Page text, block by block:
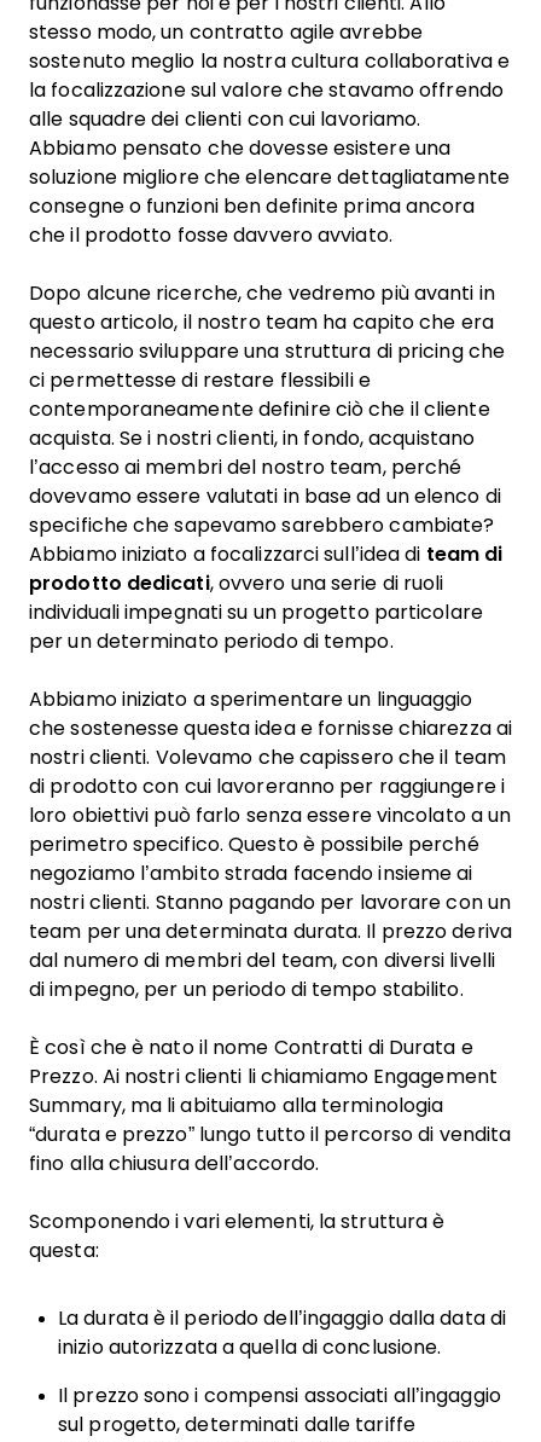
stesso modo, un contratto agile avrebbe
sostenuto meglio la nostra cultura collaborativa e
la focalizzazione sul valore che stavamo offrendo
alle squadre dei clienti con cui lavoriamo.
Abbiamo pensato che dovesse esistere una
soluzione migliore che elencare dettagliatamente
consegne o funzioni ben definite prima ancora
che il prodotto fosse davvero avviato.
Dopo alcune ricerche, che vedremo più avanti in
questo articolo, il nostro team ha capito che era
necessario sviluppare una struttura di pricing che
ci permettesse di restare flessibili e
contemporaneamente definire ciò che il cliente
acquista. Se i nostri clienti, in fondo, acquistano
l’accesso ai membri del nostro team, perché
dovevamo essere valutati in base ad un elenco di
specifiche che sapevamo sarebbero cambiate?
Abbiamo iniziato a focalizzarci sull’idea di team di
prodotto dedicati, ovvero una serie di ruoli
individuali impegnati su un progetto particolare
per un determinato periodo di tempo.
Abbiamo iniziato a sperimentare un linguaggio
che sostenesse questa idea e fornisse chiarezza ai
nostri clienti. Volevamo che capissero che il team
di prodotto con cui lavoreranno per raggiungere i
loro obiettivi può farlo senza essere vincolato a un
perimetro specifico. Questo è possibile perché
negoziamo l’ambito strada facendo insieme ai
nostri clienti. Stanno pagando per lavorare con un
team per una determinata durata. Il prezzo deriva
dal numero di membri del team, con diversi livelli
di impegno, per un periodo di tempo stabilito.
È così che è nato il nome Contratti di Durata e
Prezzo. Ai nostri clienti li chiamiamo Engagement
Summary, ma li abituiamo alla terminologia
“durata e prezzo” lungo tutto il percorso di vendita
fino alla chiusura dell’accordo.
Scomponendo i vari elementi, la struttura è
questa:
La durata è il periodo dell’ingaggio dalla data di
inizio autorizzata a quella di conclusione.
Il prezzo sono i compensi associati all’ingaggio
sul progetto, determinati dalle tariffe